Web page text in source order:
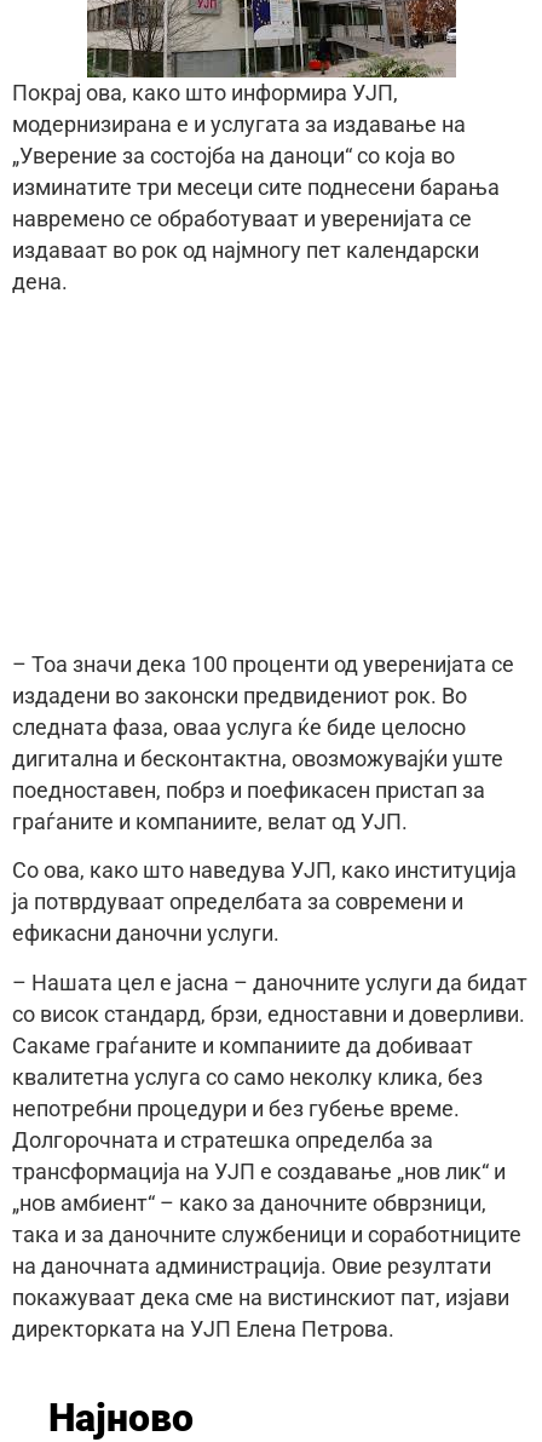
Покрај ова, како што информира УЈП,
модернизирана е и услугата за издавање на
„Уверение за состојба на даноци“ со која во
изминатите три месеци сите поднесени барања
навремено се обработуваат и уверенијата се
издаваат во рок од најмногу пет календарски
дена.
– Тоа значи дека 100 проценти од уверенијата се
издадени во законски предвидениот рок. Во
следната фаза, оваа услуга ќе биде целосно
дигитална и бесконтактна, овозможувајќи уште
поедноставен, побрз и поефикасен пристап за
граѓаните и компаниите, велат од УЈП.
Со ова, како што наведува УЈП, како институција
ја потврдуваат определбата за современи и
ефикасни даночни услуги.
– Нашата цел е јасна – даночните услуги да бидат
со висок стандард, брзи, едноставни и доверливи.
Сакаме граѓаните и компаниите да добиваат
квалитетна услуга со само неколку клика, без
непотребни процедури и без губење време.
Долгорочната и стратешка определба за
трансформација на УЈП е создавање „нов лик“ и
„нов амбиент“ – како за даночните обврзници,
така и за даночните службеници и соработниците
на даночната администрација. Овие резултати
покажуваат дека сме на вистинскиот пат, изјави
директорката на УЈП Елена Петрова.
Најново